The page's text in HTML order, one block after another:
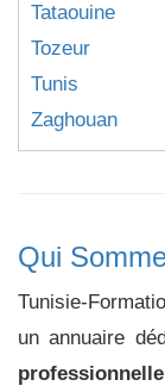
Tataouine
Tozeur
Tunis
Zaghouan
Qui
Tunisie-
un annuaire